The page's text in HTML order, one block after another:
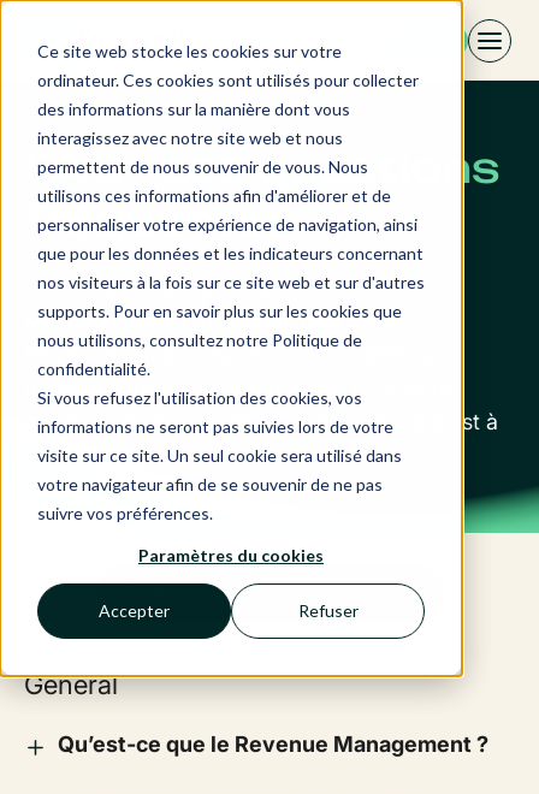
Ce site web stocke les cookies sur votre
ordinateur. Ces cookies sont utilisés pour collecter
des informations sur la manière dont vous
interagissez avec notre site web et nous
permettent de nous souvenir de vous. Nous
utilisons ces informations afin d'améliorer et de
personnaliser votre expérience de navigation, ainsi
que pour les données et les indicateurs concernant
nos visiteurs à la fois sur ce site web et sur d'autres
supports. Pour en savoir plus sur les cookies que
nous utilisons, consultez notre Politique de
confidentialité.
Si vous refusez l'utilisation des cookies, vos
informations ne seront pas suivies lors de votre
visite sur ce site. Un seul cookie sera utilisé dans
votre navigateur afin de se souvenir de ne pas
suivre vos préférences.
Paramètres du cookies
Accepter Refuser
Aller
contenu
FAQ · Les questions
fréquentes
Vous vous interrogez sur le Revenue
Management ou l’utilisation d’un RMS ?
Retrouvez ici des réponses accessibles aux
questions fréquemment posées. Et si votre
question reste sans réponse, notre équipe est à
votre écoute.
General
Qu’est-ce que le Revenue Management ?